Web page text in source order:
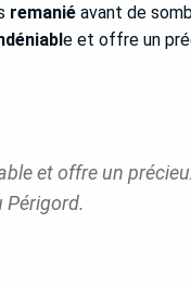
remaniéavant de
e et offre un
et offre un
Périgord.